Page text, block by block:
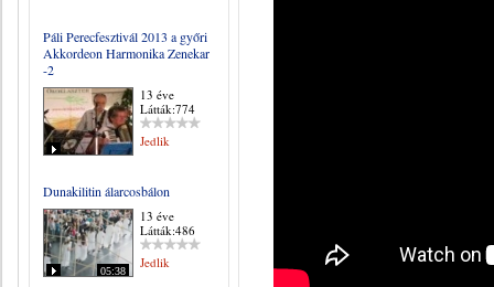
Páli Perecfesztivál 2013 a győri
Akkordeon Harmonika Zenekar
-2
13 éve
Látták:774
Jedlik
Dunakilitin álarcosbálon
05:38
13 éve
Látták:486
Jedlik